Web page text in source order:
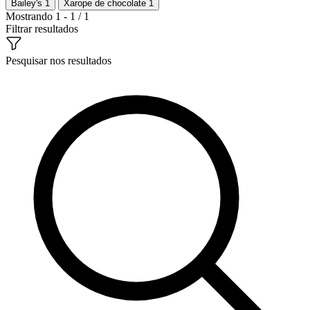
Bailey's 1 Xarope de chocolate 1
Mostrando 1 - 1 / 1
Filtrar resultados
Pesquisar nos resultados